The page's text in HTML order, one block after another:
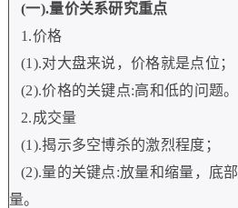
(一).量价关系研究重点
1.价格
(1).对大盘来说，价格就是点位；
(2).价格的关键点:高和低的问题。
2.成交量
(1).揭示多空博杀的激烈程度；
(2).量的关键点:放量和缩量，底部
量。